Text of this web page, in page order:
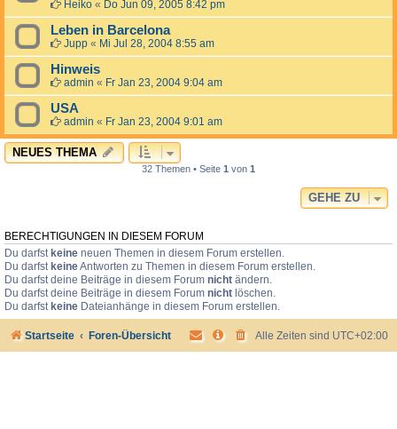
Heiko « Do Jun 09, 2005 8:42 pm
Leben in Barcelona
Jupp « Mi Jul 28, 2004 8:55 am
Hinweis
admin « Fr Jan 23, 2004 9:04 am
USA
admin « Fr Jan 23, 2004 9:01 am
NEUES THEMA
32 Themen • Seite 1 von 1
GEHE ZU
BERECHTIGUNGEN IN DIESEM FORUM
Du darfst keine neuen Themen in diesem Forum erstellen.
Du darfst keineAntworten zu Themen in diesem Forum erstellen.
Du darfst deine Beiträge in diesem Forum nicht ändern.
Du darfst deine Beiträge in diesem Forum nicht löschen.
Du darfst keine Dateianhänge in diesem Forum erstellen.
Startseite Foren-Übersicht Alle Zeiten sind UTC+02:00